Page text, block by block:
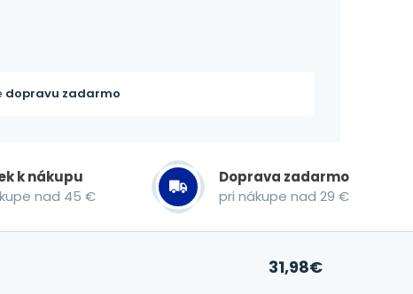
dopravu zadarmo
k nákupu
nad 45 €
Doprava zadarmo
pri nákupe nad 29 €
31,98€